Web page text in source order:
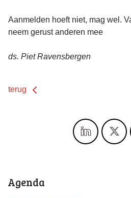
Aanmelden hoeft niet, mag wel.
neem gerust anderen mee
ds. Piet Ravensbergen
terug
Agenda